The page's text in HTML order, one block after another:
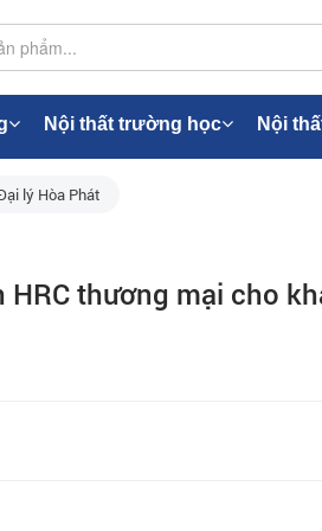
Nội thất trường học Nội
lý Hòa Phát
thương mại cho